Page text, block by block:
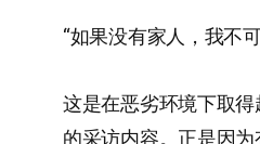
“如果没有家人，我不
这是在恶劣环境下取
的采访内容。正是因